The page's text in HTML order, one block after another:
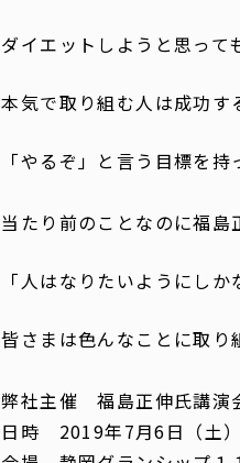
ダイエットしようと思って
本気で取り組む人は成功す
「やるぞ」と言う目標を
当たり前のことなのに福島
「人はなりたいようにしか
皆さまは色んなことに取り
弊社主催 福島正伸氏講演
日時 2019年7月6日（土